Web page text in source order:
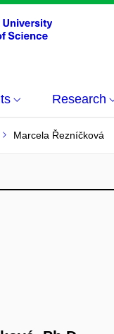
Research
Marcela Řezníčková